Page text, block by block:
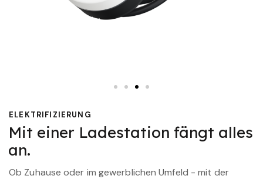
ELEKTRIFIZIERUNG
Mit einer Ladestation fängt alles
an.
Ob Zuhause oder im gewerblichen Umfeld - mit der